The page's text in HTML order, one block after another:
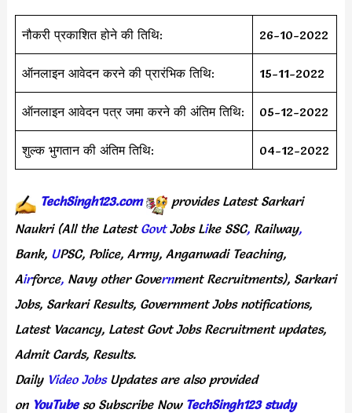
नौकरी प्रकाशित होने की तिथि: 26-10-2022
ऑनलाइन आवेदन करने की प्रारंभिक तिथि: 15-11-2022
ऑनलाइन आवेदन पत्र जमा करने की अंतिम तिथि: 05-12-2022
शुल्क भुगतान की अंतिम तिथि: 04-12-2022
TechSingh123.com provides Latest Sarkari
Naukri (All the Latest Govt Jobs Like SSC, Railway,
Bank, UPSC, Police, Army, Anganwadi Teaching,
Airforce, Navy other Government Recruitments), Sarkari
Jobs, Sarkari Results, Government Jobs notifications,
Latest Vacancy, Latest Govt Jobs Recruitment updates,
Admit Cards, Results.
Daily Video JobsUpdates are also provided
on YouTubeso Subscribe Now TechSingh123 study